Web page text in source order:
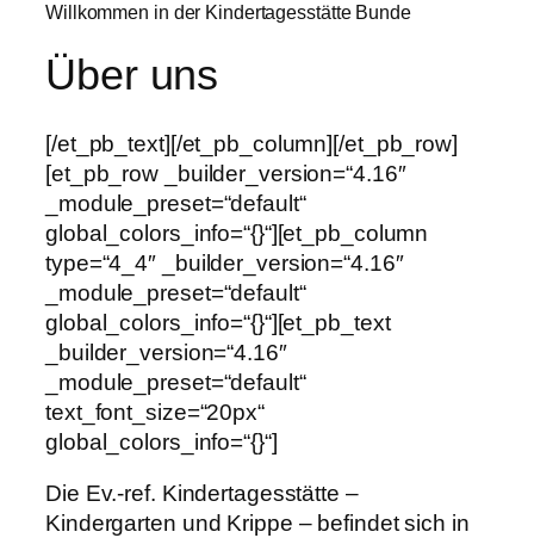
Willkommen in der Kindertagesstätte Bunde
Über uns
[/et_pb_text][/et_pb_column][/et_pb_row]
[et_pb_row _builder_version=“4.16″
_module_preset=“default“
global_colors_info=“{}“][et_pb_column
type=“4_4″ _builder_version=“4.16″
_module_preset=“default“
global_colors_info=“{}“][et_pb_text
_builder_version=“4.16″
_module_preset=“default“
text_font_size=“20px“
global_colors_info=“{}“]
Die Ev.-ref. Kindertagesstätte –
Kindergarten und Krippe – befindet sich in